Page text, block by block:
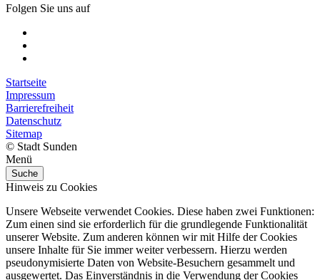
Folgen Sie uns auf
Startseite
Impressum
Barrierefreiheit
Datenschutz
Sitemap
© Stadt Sunden
Menü
Suche
Hinweis zu Cookies
Unsere Webseite verwendet Cookies. Diese haben zwei Funktionen:
Zum einen sind sie erforderlich für die grundlegende Funktionalität
unserer Website. Zum anderen können wir mit Hilfe der Cookies
unsere Inhalte für Sie immer weiter verbessern. Hierzu werden
pseudonymisierte Daten von Website-Besuchern gesammelt und
ausgewertet. Das Einverständnis in die Verwendung der Cookies